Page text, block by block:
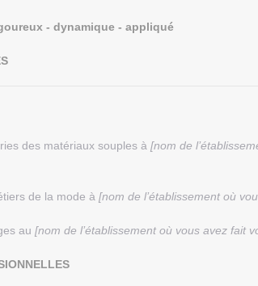
- dynamique - appliqué
des matériaux souples à [nom de
de la mode à [nom de l’établissement où
au [nom de l’établissement où vous avez fait